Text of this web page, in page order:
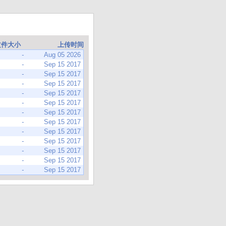
大小
上传时间
-
Aug 05 2026
-
Sep 15 2017
-
Sep 15 2017
-
Sep 15 2017
-
Sep 15 2017
-
Sep 15 2017
-
Sep 15 2017
-
Sep 15 2017
-
Sep 15 2017
-
Sep 15 2017
-
Sep 15 2017
-
Sep 15 2017
-
Sep 15 2017